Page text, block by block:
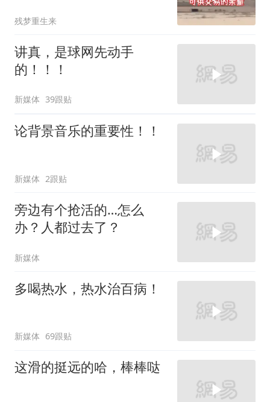
残梦重生来
讲真，是球网先动手
的！！！
新媒体 39跟贴
论背景音乐的重要性！！
新媒体 2跟贴
旁边有个抢活的…怎么
办？人都过去了？
新媒体
多喝热水，热水治百病！
新媒体 69跟贴
这滑的挺远的哈，棒棒哒